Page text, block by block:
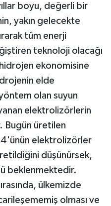
boyu, değerli bir
yakın gelecekte
tüm enerji
teknoloji olacağı
ekonomisine
elde
olan suyun
elektrolizörlerin
Bugün üretilen
elektrolizörler
düşünürsek,
beklenmektedir.
ülkemizde
olması ve